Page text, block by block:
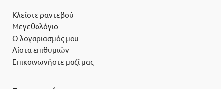
Κλείστε ραντεβού
Μεγεθολόγιο
Ο λογαριασμός μου
Λίστα επιθυμιών
Επικοινωνήστε μαζί μας